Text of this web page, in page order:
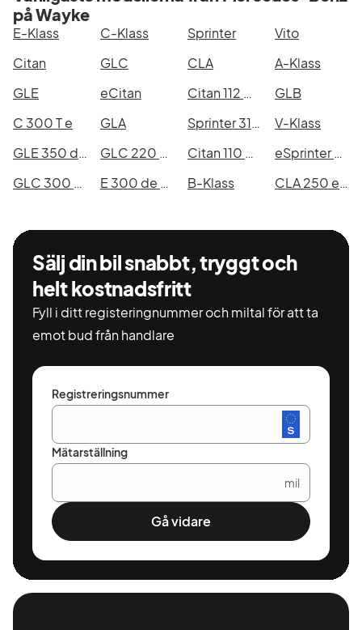
på Wayke
E-Klass C-Klass Sprinter
Vito
Citan
GLC CLA
A-Klass
GLE
eCitan Citan 112 CDI
GLB
C 300 T e
GLA Sprinter 317 CDI RWD Panel Van
V-Klass
GLE 350 de 4MATIC
GLC 220 d 4MATIC Citan 110 CDI
eSprinter 420 113 kWh
GLC 300 e 4MATIC
E 300 de 4MATIC All-Terrain B-Klass CLA 250 e Shooting Brake
Sälj din bil snabbt, tryggt och
helt kostnadsfritt
Fyll i ditt registeringnummer och miltal för att ta
emot bud från handlare
Registreringsnummer
Mätarställning
mil
Gå vidare